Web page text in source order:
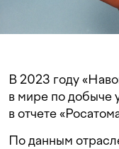
В 2023 году
в мире по добыче
в отчете
По данным